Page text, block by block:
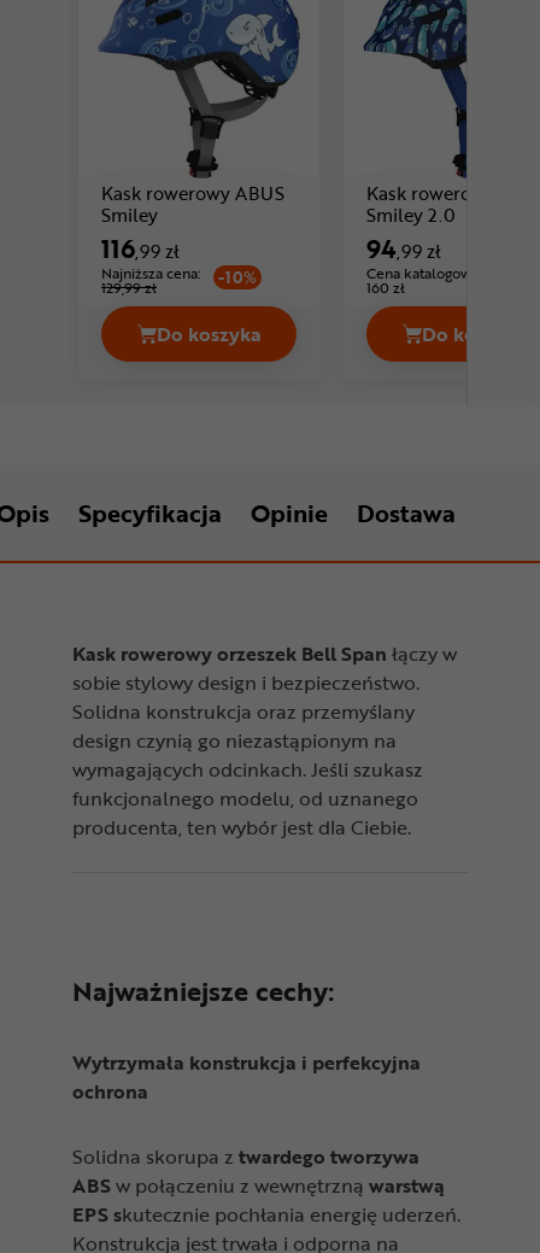
Kask rowerowy ABUS
Smiley
116,99 zł
Najniższa cena:
129,99 zł -10%
Do koszyka
Kask rowerowy ABUS Smiley Cena
Kask rowerowy
Smiley 2.0
94,99 zł
Cena katalogowa:
160 zł
Do koszyka
Kask
Specyfikacja Opinie Dostawa
Kask rowerowy orzeszek Bell Span łączy w
sobie stylowy design i bezpieczeństwo.
Solidna konstrukcja oraz przemyślany
design czynią go niezastąpionym na
wymagających odcinkach. Jeśli szukasz
funkcjonalnego modelu, od uznanego
producenta, ten wybór jest dla Ciebie.
Najważniejsze cechy:
Wytrzymała konstrukcja i perfekcyjna
ochrona
Solidna skorupa z twardego tworzywa
ABSw połączeniu z wewnętrzną warstwą
EPS skutecznie pochłania energię uderzeń.
Konstrukcja jest trwała i odporna na